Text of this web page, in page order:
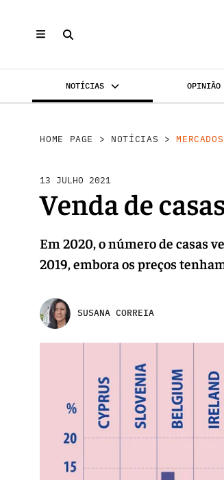
NOTÍCIAS OPINIÃO
HOME PAGE > NOTÍCIAS >MERCADOS
13 JULHO 2021
Venda de
Em 2020, o número de casas
2019, embora os preços
SUSANA CORREIA